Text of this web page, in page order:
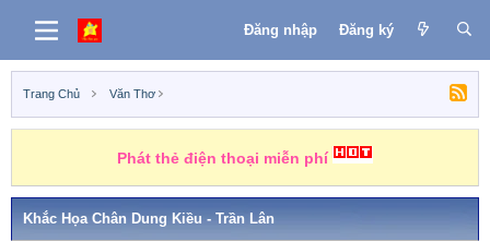
Đăng nhập Đăng ký
Trang Chủ Văn Thơ
Phát thẻ điện thoại miễn phí
Khắc Họa Chân Dung Kiều - Trần Lân